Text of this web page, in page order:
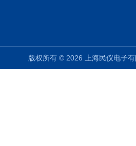
版权所有 © 2026 上海民仪电